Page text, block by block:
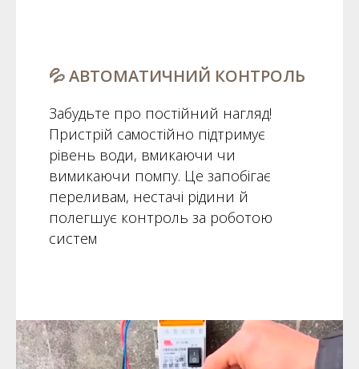
💦 АВТОМАТИЧНИЙ КОНТРОЛЬ
Забудьте про постійний нагляд!
Пристрій самостійно підтримує
рівень води, вмикаючи чи
вимикаючи помпу. Це запобігає
переливам, нестачі рідини й
полегшує контроль за роботою
систем